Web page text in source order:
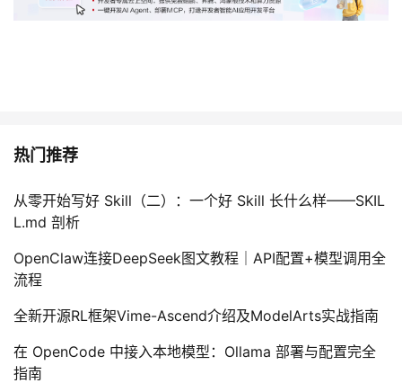
热门推荐
从零开始写好 Skill（二）：一个好 Skill 长什么样——SKIL
L.md 剖析
OpenClaw连接DeepSeek图文教程｜API配置+模型调用全
流程
全新开源RL框架Vime-Ascend介绍及ModelArts实战指南
在 OpenCode 中接入本地模型：Ollama 部署与配置完全
指南